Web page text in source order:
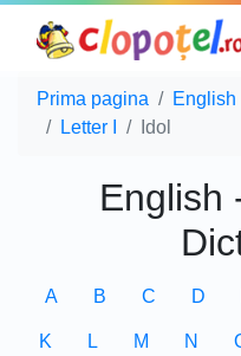
Prima pagina
Letter I
Idol
English
A B C D
K L M N